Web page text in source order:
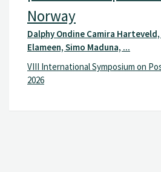
Norway
Dalphy Ondine Camira
Elameen, Simo Maduna, ...
VIII International Symposium on
2026